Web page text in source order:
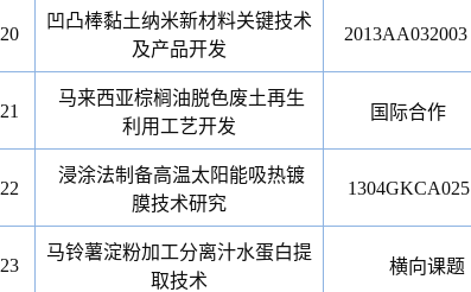
20
凹凸棒黏土纳米新材料关键技术
及产品开发
2013AA032003
21
马来西亚棕榈油脱色废土再生
利用工艺开发
国际合作
22
浸涂法制备高温太阳能吸热镀
膜技术研究
1304GKCA025
23
马铃薯淀粉加工分离汁水蛋白提
取技术
横向课题